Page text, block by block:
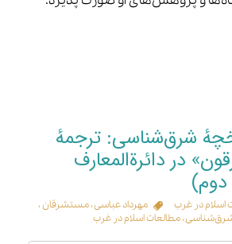
شرق‌شناسی: ترجمهٔ
در دائرة‌المعارف
اسلام در غرب مهرداد عباسی،مستشرقان،
،مطالعات اسلام در غرب